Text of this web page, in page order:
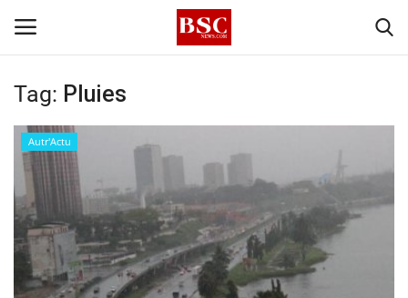
Accueil
Contact
A propos
Signature
Tag: Pluies
Autr'Actu